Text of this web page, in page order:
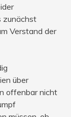
zunächst
Verstand der
über
offenbar nicht